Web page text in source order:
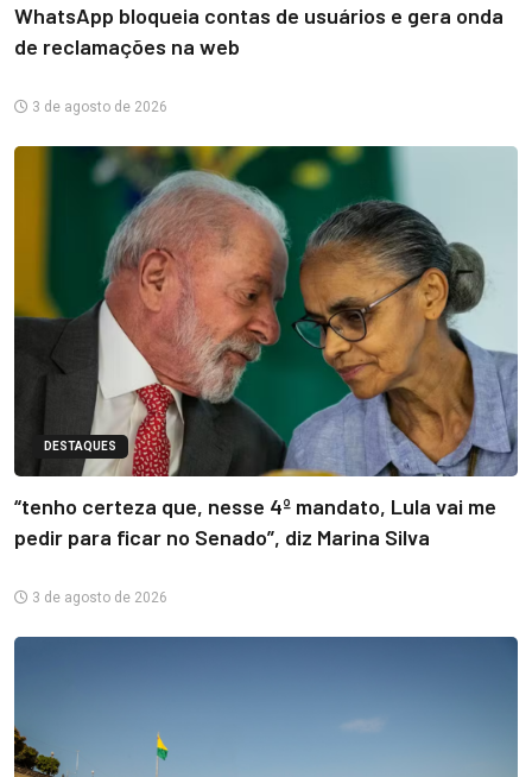
WhatsApp bloqueia contas de usuários e gera onda
de reclamações na web
3 de agosto de 2026
DESTAQUES
“tenho certeza que, nesse 4º mandato, Lula vai me
pedir para ficar no Senado”, diz Marina Silva
3 de agosto de 2026